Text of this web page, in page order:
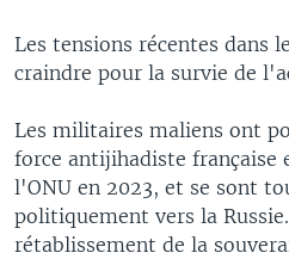
Les tensions récentes dans
craindre pour la survie de
Les militaires maliens ont
force antijihadiste française
l'ONU en 2023, et se sont
politiquement vers la
rétablissement de la